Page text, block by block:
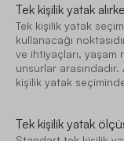
Tek kişilik yatak
Tek kişilik yatak
kullanacağı
ve ihtiyaçları,
unsurlar arasındadır.
kişilik yatak
Tek kişilik yatak